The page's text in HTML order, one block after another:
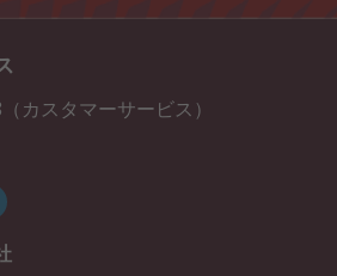
カスタマーサービス）